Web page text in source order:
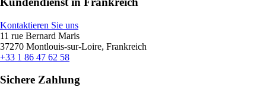
Kontaktieren Sie uns
11 rue Bernard Maris
37270 Montlouis-sur-Loire, Frankreich
+33 1 86 47 62 58
Sichere Zahlung